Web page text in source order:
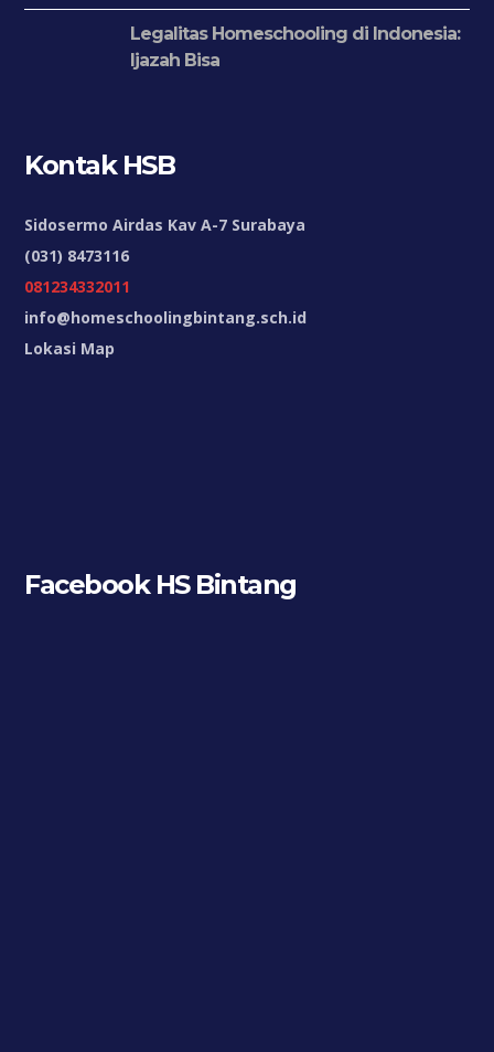
Legalitas Homeschooling di Indonesia:
Ijazah Bisa
Kontak HSB
Sidosermo Airdas Kav A-7 Surabaya
(031) 8473116
081234332011
info@homeschoolingbintang.sch.id
Lokasi Map
Facebook HS Bintang